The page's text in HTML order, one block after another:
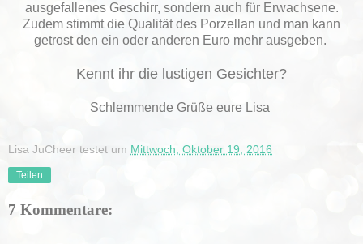
ausgefallenes Geschirr, sondern auch für Erwachsene.
Zudem stimmt die Qualität des Porzellan und man kann
getrost den ein oder anderen Euro mehr ausgeben.
Kennt ihr die lustigen Gesichter?
Schlemmende Grüße eure Lisa
Lisa JuCheer testet um Mittwoch, Oktober 19, 2016
Teilen
7 Kommentare: